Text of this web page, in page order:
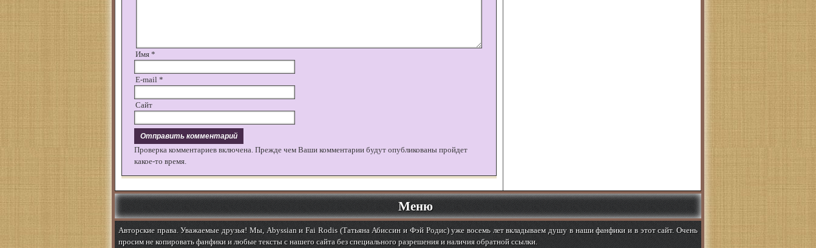
Имя *
E-mail *
Сайт
Проверка комментариев включена. Прежде чем Ваши комментарии будут опубликованы пройдет
какое-то время.
Меню
Авторские права. Уважаемые друзья! Мы, Abyssian и Fai Rodis (Татьяна Абиссин и Фэй Родис) уже восемь лет вкладываем душу в наши фанфики и в этот сайт. Очень
просим не копировать фанфики и любые тексты с нашего сайта без специального разрешения и наличия обратной ссылки.